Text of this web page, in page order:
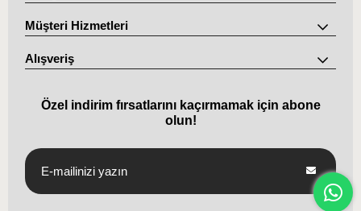
Müşteri Hizmetleri
Alışveriş
Özel indirim fırsatlarını kaçırmamak için abone
olun!